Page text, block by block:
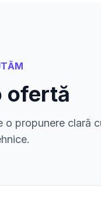
ofertă
propunere clară